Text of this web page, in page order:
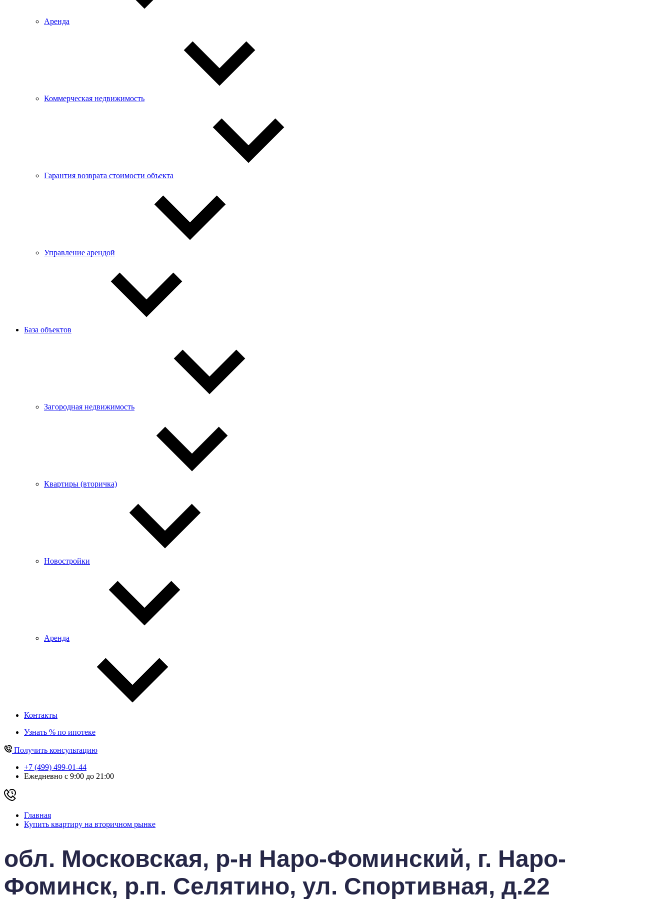
Аренда
Коммерческая недвижимость
Гарантия возврата стоимости объекта
Управление арендой
База объектов
Загородная недвижимость
Квартиры (вторичка)
Новостройки
Аренда
Контакты
Узнать % по ипотеке
Получить консультацию
+7 (499) 499-01-44
Ежедневно с 9:00 до 21:00
Главная
Купить квартиру на вторичном рынке
обл. Московская, р-н Наро-Фоминский, г. Наро-
Фоминск, р.п. Селятино, ул. Спортивная, д.22